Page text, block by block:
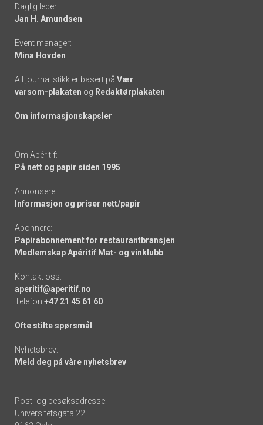
links
Daglig leder:
Jan H. Amundsen
Event manager:
Mina Hovden
All journalistikk er basert på Vær
varsom-plakaten og Redaktørplakaten
Om informasjonskapsler
Om Apéritif:
På nett og papir siden 1995
Annonsere:
Informasjon og priser nett/papir
Abonnere:
Papirabonnement for restaurantbransjen
Medlemskap Apéritif Mat- og vinklubb
Kontakt oss:
aperitif@aperitif.no
Telefon +47 21 45 61 60
Ofte stilte spørsmål
Nyhetsbrev:
Meld deg på våre nyhetsbrev
Post- og besøksadresse:
Universitetsgata 22